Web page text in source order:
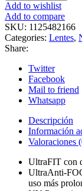
Add to wishlist
Add to compare
SKU: 1125482166
Categories: Lentes,
Share:
Twitter
Facebook
Mail to friend
Whatsapp
Descripción
Información
Valoraciones
UltraFIT con
UltraAnti-
uso más